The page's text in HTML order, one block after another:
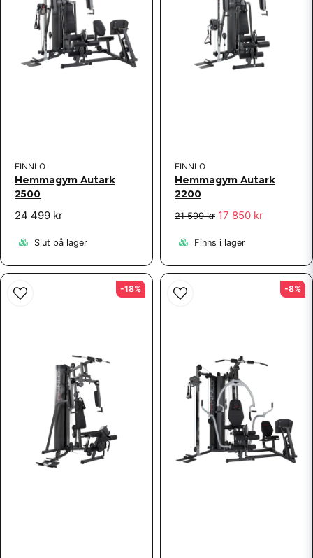
FINNLO
Hemmagym Autark
2500
24 499 kr
Slut på lager
FINNLO
Hemmagym Autark
2200
21 599 kr 17 850 kr
Finns i lager
-18% -8%